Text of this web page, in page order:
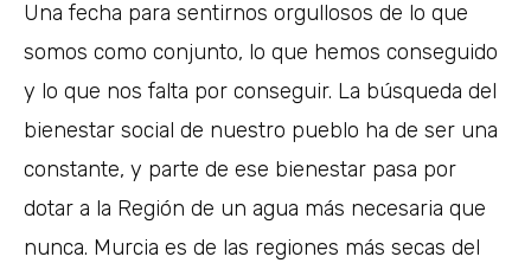
Una fecha para sentirnos orgullosos de lo que
somos como conjunto, lo que hemos conseguido
y lo que nos falta por conseguir. La búsqueda del
bienestar social de nuestro pueblo ha de ser una
constante, y parte de ese bienestar pasa por
dotar a la Región de un agua más necesaria que
nunca. Murcia es de las regiones más secas del